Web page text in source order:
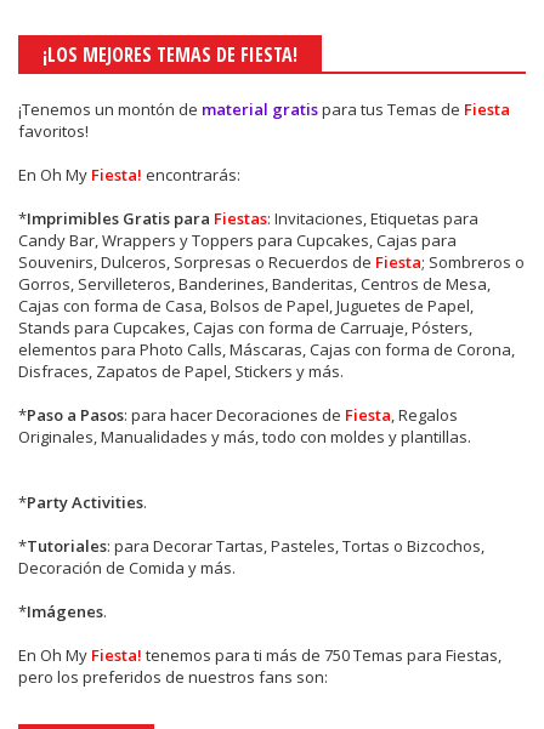
¡LOS MEJORES TEMAS DE FIESTA!
¡Tenemos un montón de material gratispara tus Temas de Fiesta
favoritos!
En Oh My Fiesta! encontrarás:
*Imprimibles Gratis para Fiestas: Invitaciones, Etiquetas para
Candy Bar, Wrappers y Toppers para Cupcakes, Cajas para
Souvenirs, Dulceros, Sorpresas o Recuerdos de Fiesta; Sombreros o
Gorros, Servilleteros, Banderines, Banderitas, Centros de Mesa,
Cajas con forma de Casa, Bolsos de Papel, Juguetes de Papel,
Stands para Cupcakes, Cajas con forma de Carruaje, Pósters,
elementos para Photo Calls, Máscaras, Cajas con forma de Corona,
Disfraces, Zapatos de Papel, Stickers y más.
*Paso a Pasos: para hacer Decoraciones de Fiesta, Regalos
Originales, Manualidades y más, todo con moldes y plantillas.
*Party Activities.
*Tutoriales: para Decorar Tartas, Pasteles, Tortas o Bizcochos,
Decoración de Comida y más.
*Imágenes.
En Oh My Fiesta! tenemos para ti más de 750 Temas para Fiestas,
pero los preferidos de nuestros fans son: